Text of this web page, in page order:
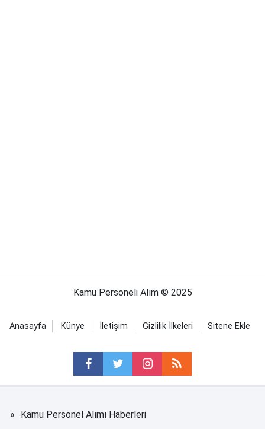
Kamu Personeli Alım © 2025
Anasayfa Künye İletişim Gizlilik İlkeleri Sitene Ekle
Kamu Personel Alımı Haberleri